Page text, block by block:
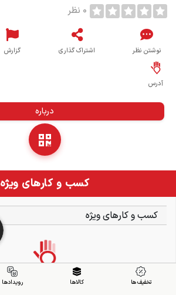
0 نظر
نوشتن نظر اشتراک گذاری گزارش
آدرس
درباره
کسب و کارهای ویژه
کسب و کارهای ویژه
تخفیف ها کالاها رویدادها